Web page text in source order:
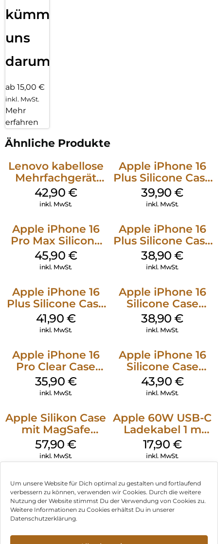
Um unsere Website für Dich optimal zu gestalten und fortlaufend
verbessern zu können, verwenden wir Cookies. Durch die weitere
Nutzung der Website stimmst Du der Verwendung von Cookies zu.
Weitere Informationen zu Cookies erhältst Du in unserer
Datenschutzerklärung.
kümmern
uns
darum!
ab 15,00 €
inkl. MwSt.
Mehr
erfahren
Ähnliche Produkte
Lenovo kabellose
Mehrfachgerät
Luna Grey
42,90 €
inkl. MwSt.
Apple iPhone 16
Plus Silicone Case
MagSafe Plum
39,90€
inkl. MwSt.
Apple iPhone 16
Pro Max Silicone
Case MagSafe
Ultramarine
45,90 €
inkl. MwSt.
Apple iPhone 16
Plus Silicone Case
MagSafe Denim
38,90€
inkl. MwSt.
Apple iPhone 16
Plus Silicone Case
MagSafe Stone
Gray
41,90 €
inkl. MwSt.
Apple iPhone 16
Silicone Case
MagSafe
Ultramarine
38,90€
inkl. MwSt.
Apple iPhone 16
Pro Clear Case
MagSafe
Transparent
35,90 €
inkl. MwSt.
Apple iPhone 16
Silicone Case
MagSafe Plum
43,90 €
inkl. MwSt.
Apple Silikon Case
mit MagSafe
iPhone 14 Pro
(PRODUCT)RED
57,90€
inkl. MwSt.
Apple 60W USB-C
Ladekabel 1 m
Weiß
17,90 €
inkl. MwSt.
Impressum